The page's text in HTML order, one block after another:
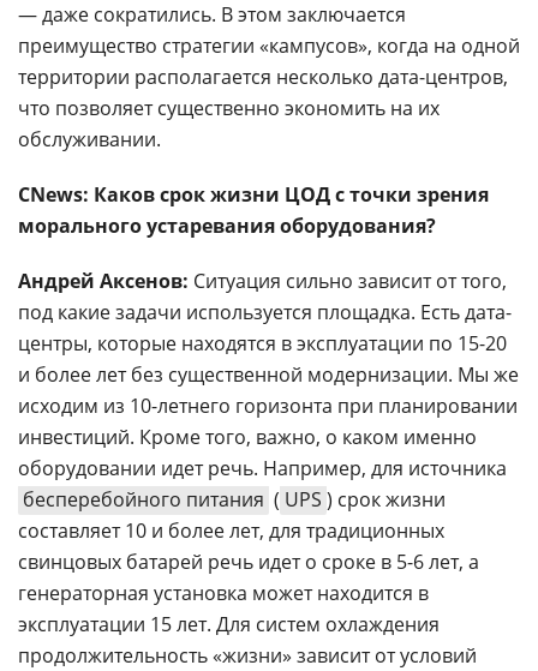
— даже сократились. В этом заключается
преимущество стратегии «кампусов», когда на одной
территории располагается несколько дата-центров,
что позволяет существенно экономить на их
обслуживании.
CNews: Каков срок жизни ЦОД с точки зрения
морального устаревания оборудования?
Андрей Аксенов: Ситуация сильно зависит от того,
под какие задачи используется площадка. Есть дата-
центры, которые находятся в эксплуатации по 15-20
и более лет без существенной модернизации. Мы же
исходим из 10-летнего горизонта при планировании
инвестиций. Кроме того, важно, о каком именно
оборудовании идет речь. Например, для источника
бесперебойного питания ( UPS ) cрок жизни
составляет 10 и более лет, для традиционных
свинцовых батарей речь идет о сроке в 5-6 лет, а
генераторная установка может находится в
эксплуатации 15 лет. Для систем охлаждения
продолжительность «жизни» зависит от условий